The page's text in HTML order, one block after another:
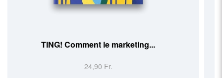
Le rêve d'Alice
24,90 Fr.